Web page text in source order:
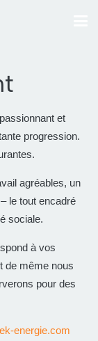
et
progression.
agréables, un
le tout encadré
sociale.
à vos
de même nous
pour des
energie.com